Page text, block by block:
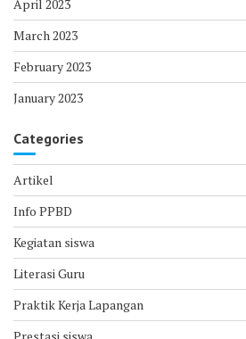
April 2023
March 2023
February 2023
January 2023
Categories
Artikel
Info PPBD
Kegiatan siswa
Literasi Guru
Praktik Kerja Lapangan